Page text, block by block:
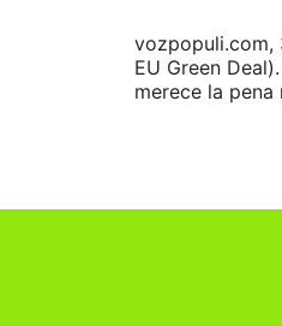
vozpopuli.com,
EU Green
merece la